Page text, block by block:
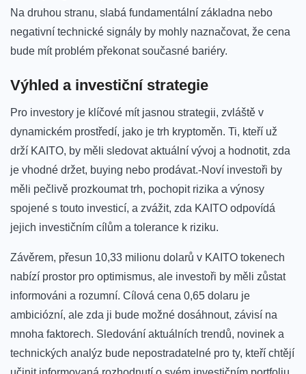
⁢Na druhou stranu, slabá fundamentální základna nebo
negativní technické ​signály by mohly naznačovat, že cena
bude ⁤mít problém překonat současné bariéry.
Výhled a investiční strategie
Pro investory je ‌klíčové mít jasnou strategii, zvláště v
dynamickém prostředí, jako je trh kryptoměn. Ti, kteří už
drží KAITO, by měli sledovat aktuální vývoj a hodnotit,⁣ zda
je vhodné držet, buying‍ nebo prodávat.-Noví investoři by⁣
měli pečlivě prozkoumat trh, pochopit rizika a výnosy
spojené s touto investicí, a zvážit, zda KAITO odpovídá
jejich investičním cílům a tolerance k ⁢riziku.
Závěrem, přesun ‍10,33 milionu dolarů v KAITO tokenech
nabízí‌ prostor pro optimismus,‌ ale investoři by‌ měli zůstat
informováni a rozumní. Cílová cena 0,65 dolaru je⁢
ambiciózní, ale zda ji bude možné ⁢dosáhnout,⁢ závisí na
mnoha ‌faktorech. Sledování ‌aktuálních trendů, novinek a
technických analýz bude‍ nepostradatelné pro ty, kteří chtějí